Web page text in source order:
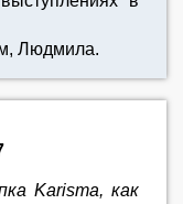
Людмила.
Karisma, как